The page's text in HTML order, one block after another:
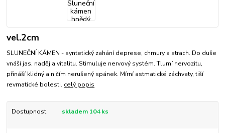
vel.2cm
SLUNEČNÍ KÁMEN - syntetický zahání deprese, chmury a strach. Do duše
vnáší jas, naděj a vitalitu. Stimuluje nervový systém. Tlumí nervozitu,
přináší klidný a ničím nerušený spánek. Mírní astmatické záchvaty, tiší
revmatické bolesti. celý popis
Dostupnost skladem 104 ks